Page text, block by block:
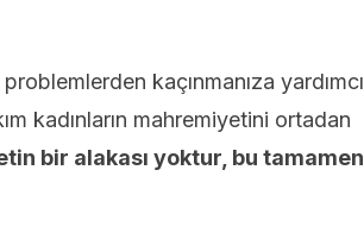
kaçınmanıza yardımcı
kadınların mahremiyetini ortadan
n bir alakası yoktur, bu tamamen